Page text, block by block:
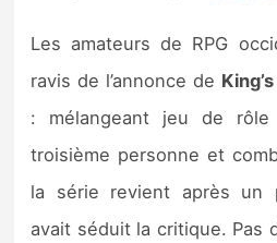
Les amateurs de RPG
ravis de l’annonce de
: mélangeant jeu de
troisième personne et
la série revient après un
avait séduit la critique. Pas